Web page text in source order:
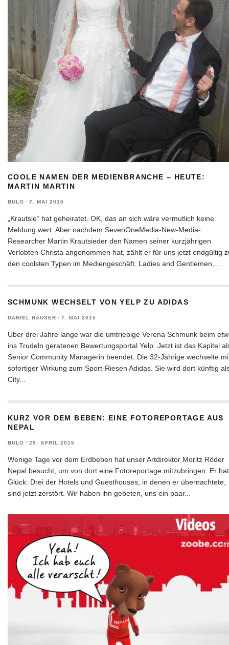
COOLE NAMEN DER MEDIENBRANCHE – HEUTE:
MARTIN MARTIN
BULO · 7. MAI 2015
„Krautsie“ hat geheiratet. OK, das an sich wäre vermutlich keine
Meldung wert. Aber nachdem SevenOneMedia-New-Media-
Researcher Martin Krautsieder den Namen seiner kurzjährigen
Verlobten Christa angenommen hat, zählt er für uns jetzt endgültig
den coolsten Typen im Mediengeschäft. Ladies and Gentlemen,
SCHMUNK WECHSELT VON YELP ZU ADIDAS
DANIEL HÄUSER · 7. MAI 2015
Über drei Jahre lange war die umtriebige Verena Schmunk beim
ins Trudeln geratenen Bewertungsportal Yelp. Jetzt ist das Kapitel
Senior Community Managerin beendet. Die 32-Jährige wechselte
sofortiger Wirkung zum Sport-Riesen Adidas. Sie wird dort künftig
City...
KURZ VOR DEM BEBEN: EINE FOTOREPORTAGE AUS
NEPAL
BULO · 29. APRIL 2015
Wenige Tage vor dem Erdbeben hat unser Artdirektor Moritz Röder
Nepal besucht, um von dort eine Fotoreportage mitzubringen. Er
Glück: Drei der Hotels und Guesthouses, in denen er übernachtete,
sind jetzt zerstört. Wir haben ihn gebeten, uns ein paar...